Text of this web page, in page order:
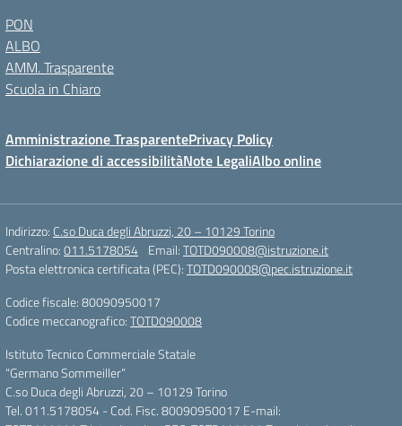
PON
ALBO
AMM. Trasparente
Scuola in Chiaro
Amministrazione TrasparentePrivacy Policy
Dichiarazione di accessibilitàNote LegaliAlbo online
Indirizzo: C.so Duca degli Abruzzi, 20 – 10129 Torino
Centralino:011.5178054 Email:TOTD090008@istruzione.it
Posta elettronica certificata (PEC):TOTD090008@pec.istruzione.it
Codice fiscale: 80090950017
Codice meccanografico:TOTD090008
Istituto Tecnico Commerciale Statale
“Germano Sommeiller”
C.so Duca degli Abruzzi, 20 – 10129 Torino
Tel. 011.5178054 - Cod. Fisc. 80090950017 E-mail: